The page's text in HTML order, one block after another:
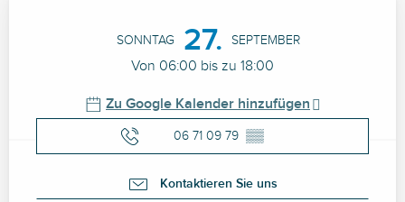
SONNTAG 27. SEPTEMBER
Von 06:00 bis zu 18:00
Zu Google Kalender hinzufügen
06 71 09 79 ▒▒
Kontaktieren Sie uns